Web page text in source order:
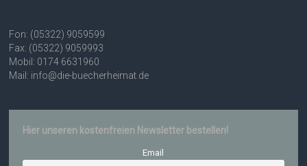
Fon: (05322) 9059599
Fax: (05322) 9059993
Mobil: 0174 6631960
Mail: info@die-buecherheimat.de
Hier unseren kostenfreien Newsletter bestellen!
Email